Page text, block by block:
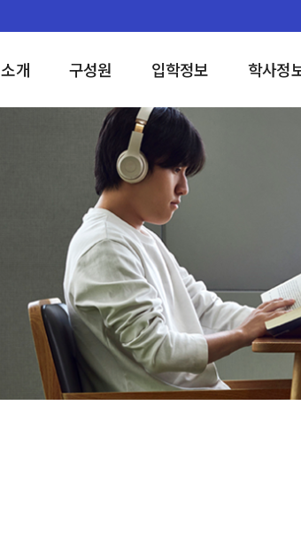
소개 구성원 입학정보 학사정